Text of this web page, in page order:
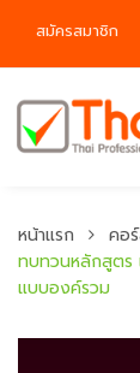
สมัครสมาชิก
หน้าแรก
คอ
ทบทวนหลักสูตร
แบบองค์รวม